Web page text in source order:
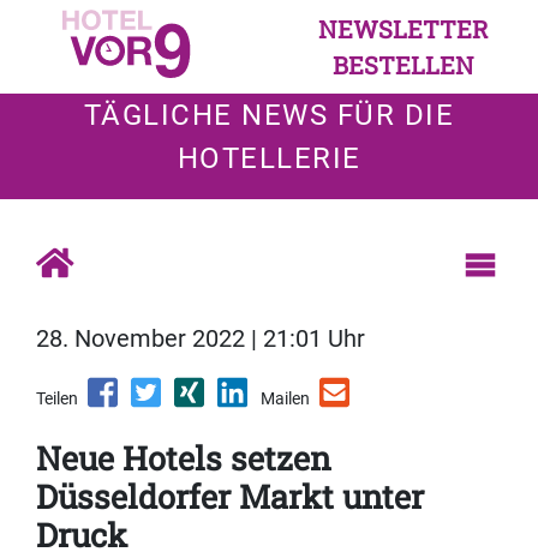
NEWSLETTER
BESTELLEN
TÄGLICHE NEWS FÜR DIE
HOTELLERIE
28. November 2022 | 21:01 Uhr
Teilen Mailen
Neue Hotels setzen
Düsseldorfer Markt unter
Druck